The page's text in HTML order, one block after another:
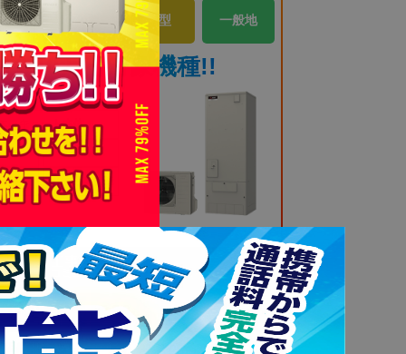
ート 370L 角型 一般地
金10万円対象機種!!
コキュート本体
バー リモコン
事 10年工事保障
486,800円(税込)のところ
386,800(税込)
円
品詳細はこちら この商品で無料見積